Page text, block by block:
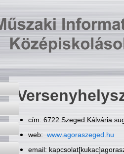
cím: 6722 Szeged Kálvária
web: www.agoraszeged.hu
email: